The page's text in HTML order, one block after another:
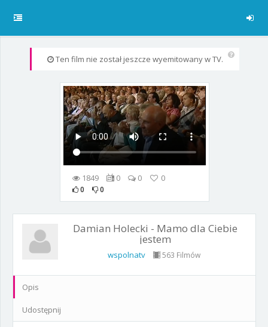
Ten film nie został jeszcze wyemitowany w TV.
1849 0 0 0
0 0
Damian Holecki - Mamo dla Ciebie
jestem
wspolnatv 563 Filmów
Opis
Udostępnij